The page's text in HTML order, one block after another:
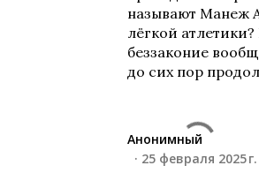
называют Манеж
лёгкой
беззаконие
до сих пор
Анонимный
25 февраля 2025